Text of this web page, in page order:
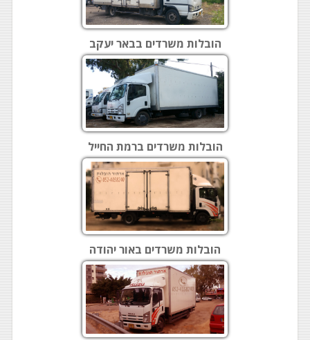
הובלות משרדים בבאר יעקב
הובלות משרדים ברמת החייל
הובלות משרדים באור יהודה